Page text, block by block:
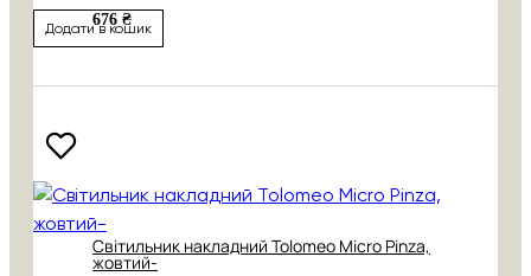
676 ₴
Додати в кошик
Світильник накладний Tolomeo Micro Pinza,
жовтий-